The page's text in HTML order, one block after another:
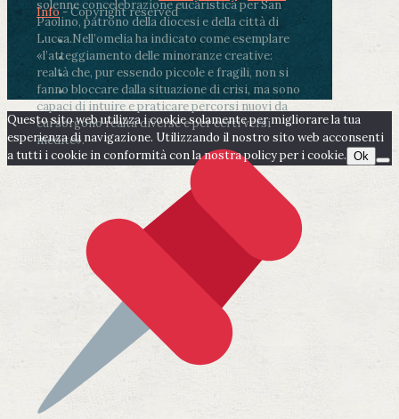
solenne concelebrazione eucaristica per San
Paolino, patrono della diocesi e della città di
Lucca.Nell’omelia ha indicato come esemplare
«l’atteggiamento delle minoranze creative:
realtà che, pur essendo piccole e fragili, non si
fanno bloccare dalla situazione di crisi, ma sono
capaci di intuire e praticare percorsi nuovi da
cui sorgono realtà diverse e per certi versi
inedite».
Info- Copyright reserved
Questo sito web utilizza i cookie solamente per migliorare la tua
esperienza di navigazione. Utilizzando il nostro sito web acconsenti
a tutti i cookie in conformità con la nostra policy per i cookie. Ok